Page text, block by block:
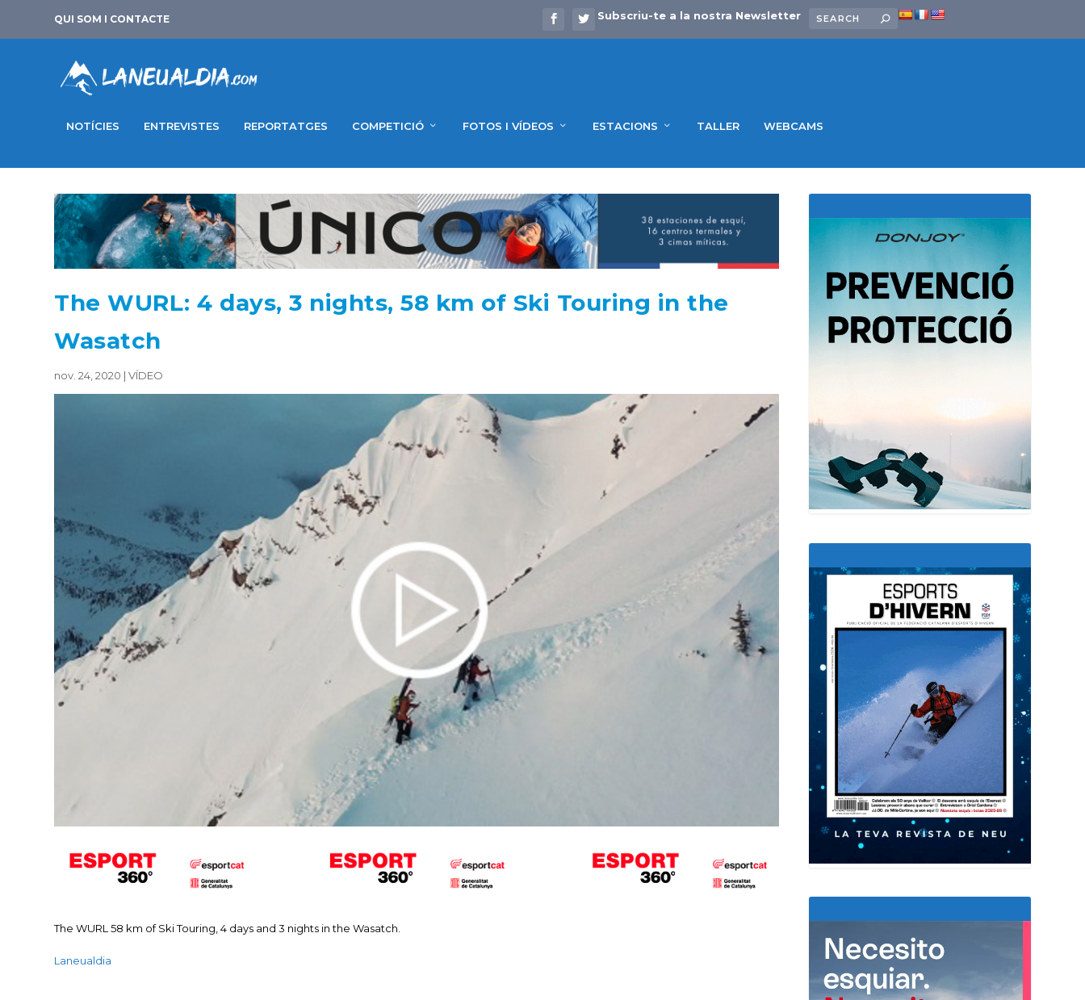
QUI SOM I CONTACTE Subscriu-te a la nostra Newsletter
NOTÍCIES ENTREVISTES REPORTATGES COMPETICIÓ FOTOS I VÍDEOS ESTACIONS TALLER WEBCAMS
The WURL: 4 days, 3 nights, 58 km of Ski Touring in the
Wasatch
nov. 24, 2020 |VÍDEO
The WURL 58 km of Ski Touring, 4 days and 3 nights in the Wasatch.
Laneualdia